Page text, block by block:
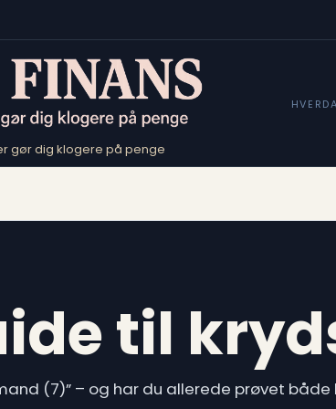
gør dig klogere på penge
til
(7)” – og har du allerede prøvet